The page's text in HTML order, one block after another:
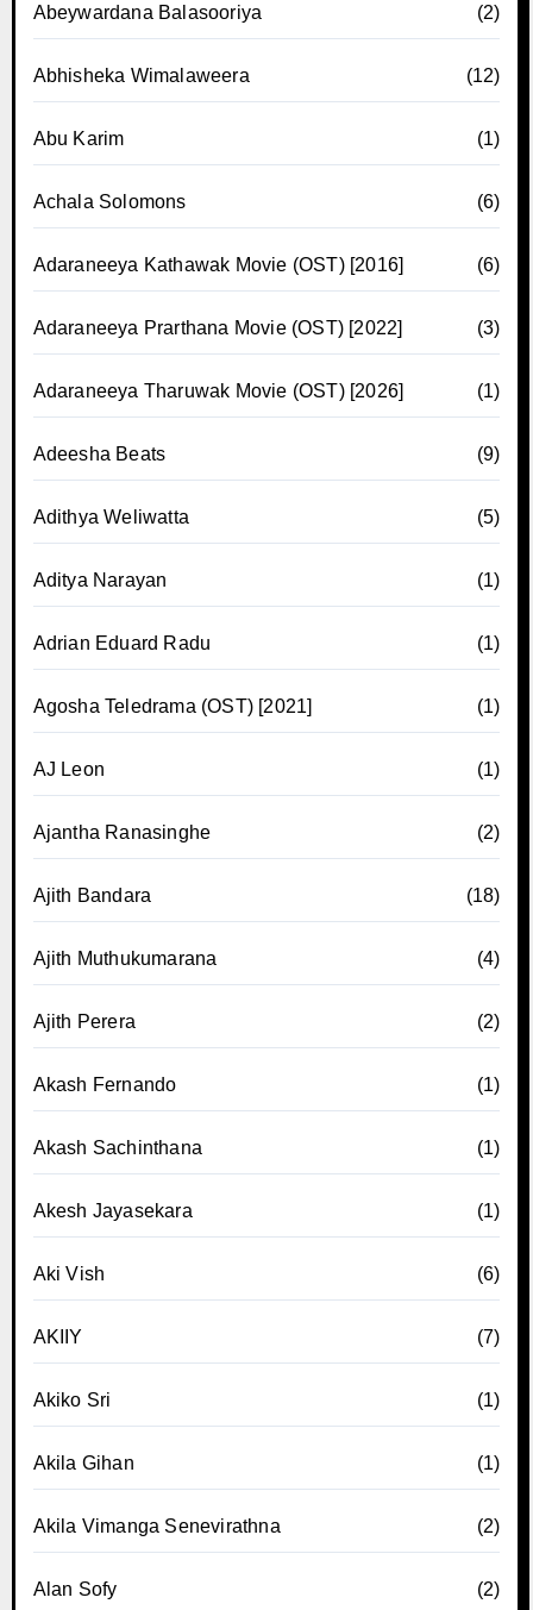
Abeywardana Balasooriya (2)
Abhisheka Wimalaweera (12)
Abu Karim (1)
Achala Solomons (6)
Adaraneeya Kathawak Movie (OST) [2016] (6)
Adaraneeya Prarthana Movie (OST) [2022] (3)
Adaraneeya Tharuwak Movie (OST) [2026] (1)
Adeesha Beats (9)
Adithya Weliwatta (5)
Aditya Narayan (1)
Adrian Eduard Radu (1)
Agosha Teledrama (OST) [2021] (1)
AJ Leon (1)
Ajantha Ranasinghe (2)
Ajith Bandara (18)
Ajith Muthukumarana (4)
Ajith Perera (2)
Akash Fernando (1)
Akash Sachinthana (1)
Akesh Jayasekara (1)
Aki Vish (6)
AKIIY (7)
Akiko Sri (1)
Akila Gihan (1)
Akila Vimanga Senevirathna (2)
Alan Sofy (2)